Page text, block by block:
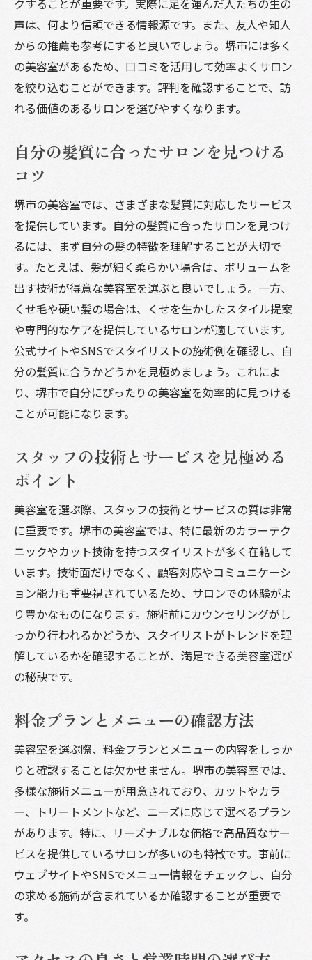
オーダーメイドスタイルの提案方法
最新トレンドを取り入れたスタイリング技
術
美容室初心者必見！堺市で自分に合うサロンの
探し方
初心者におすすめのサロンの特徴
堺市の美容室でのカウンセリングの重要性
スタイリストとのコミュニケーション術
予算に合わせたサロン選びの方法
堺市の美容室が提供するナチュラルスタイルと
その魅力
自然なヘアスタイルが人気の理由
ナチュラルスタイルを得意とするサロン紹
介
髪質を活かしたナチュラルヘアの提案
美容室でのナチュラルヘアケア方法
季節に合わせたナチュラルスタイルの選び
方
とは
パーソナルカラー診断の重要性
トレンドを取り入れたカラーテクニック
髪のダメージを抑えるカラー方法
カラーチェンジで個性を表現するコツ
サロンでのカラー相談の流れ
長持ちするカラーメンテナンスの秘訣
堺市の美容室でリラックス！癒しの空間を楽し
リラクゼーションメニューの楽しみ方
美容室でのリラックス体験とは
インテリアにこだわったサロン紹介
アロマや音楽で癒しを提供するサロン
マッサージメニューのある美容室
ストレスを解消するサロンの選び方
トレンドを先取りする堺市の美容室最新情報
最新トレンドメニューを導入したサロン
クすることが重要です。実際に足を運んだ人たちの生の
声は、何より信頼できる情報源です。また、友人や知人
からの推薦も参考にすると良いでしょう。堺市には多く
の美容室があるため、口コミを活用して効率よくサロン
を絞り込むことができます。評判を確認することで、訪
れる価値のあるサロンを選びやすくなります。
自分の髪質に合ったサロンを見つける
コツ
堺市の美容室では、さまざまな髪質に対応したサービス
を提供しています。自分の髪質に合ったサロンを見つけ
るには、まず自分の髪の特徴を理解することが大切で
す。たとえば、髪が細く柔らかい場合は、ボリュームを
出す技術が得意な美容室を選ぶと良いでしょう。一方、
くせ毛や硬い髪の場合は、くせを生かしたスタイル提案
や専門的なケアを提供しているサロンが適しています。
公式サイトやSNSでスタイリストの施術例を確認し、自
分の髪質に合うかどうかを見極めましょう。これによ
り、堺市で自分にぴったりの美容室を効率的に見つける
ことが可能になります。
スタッフの技術とサービスを見極める
ポイント
美容室を選ぶ際、スタッフの技術とサービスの質は非常
に重要です。堺市の美容室では、特に最新のカラーテク
ニックやカット技術を持つスタイリストが多く在籍して
います。技術面だけでなく、顧客対応やコミュニケーシ
ョン能力も重要視されているため、サロンでの体験がよ
り豊かなものになります。施術前にカウンセリングがし
っかり行われるかどうか、スタイリストがトレンドを理
解しているかを確認することが、満足できる美容室選び
の秘訣です。
料金プランとメニューの確認方法
美容室を選ぶ際、料金プランとメニューの内容をしっか
りと確認することは欠かせません。堺市の美容室では、
多様な施術メニューが用意されており、カットやカラ
ー、トリートメントなど、ニーズに応じて選べるプラン
があります。特に、リーズナブルな価格で高品質なサー
ビスを提供しているサロンが多いのも特徴です。事前に
ウェブサイトやSNSでメニュー情報をチェックし、自分
の求める施術が含まれているか確認することが重要で
す。